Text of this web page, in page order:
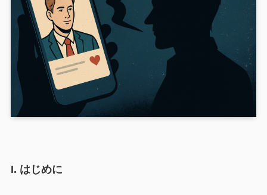
I. はじめに